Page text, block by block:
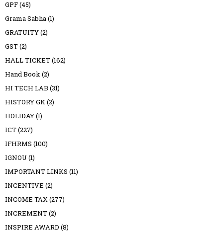
GPF(45)
Grama Sabha(1)
GRATUITY(2)
GST(2)
HALL TICKET(162)
Hand Book(2)
HI TECH LAB (31)
HISTORY GK(2)
HOLIDAY(1)
ICT(227)
IFHRMS (100)
IGNOU (1)
IMPORTANT LINKS (11)
INCENTIVE (2)
INCOME TAX(277)
INCREMENT(2)
INSPIRE AWARD (8)